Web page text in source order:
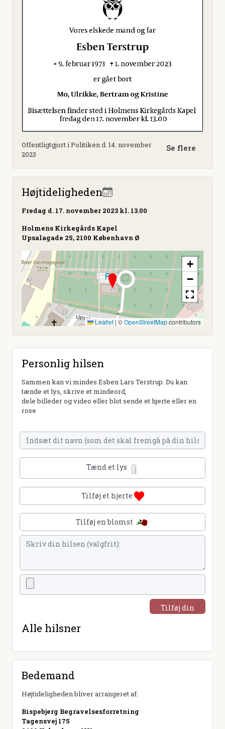
Offentligtgjort i Politiken d. 14. november
2023
Se flere
Højtideligheden
Fredag d. 17. november 2023 kl. 13.00
Holmens Kirkegårds Kapel
Upsalagade 25, 2100 København Ø
+
−
Leaflet | ©OpenStreetMapcontributors
Personlig hilsen
Sammen kan vi mindes Esben Lars Terstrup. Du kan
tænde et lys, skrive et mindeord,
dele billeder og video eller blot sende et hjerte eller en
rose
Tænd et lys
Tilføj et hjerte
Tilføj en blomst
Tilføj din
Alle hilsner
Bedemand
Højtideligheden bliver arrangeret af:
Bispebjerg Begravelsesforretning
Tagensvej 175